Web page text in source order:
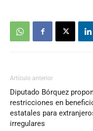
Artículo anterior
Diputado Bórquez
restricciones en
estatales para
irregulares